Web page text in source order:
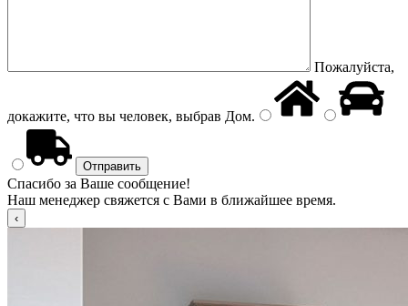
Пожалуйста,
докажите, что вы человек, выбрав Дом.
Спасибо за Ваше сообщение!
Наш менеджер свяжется с Вами в ближайшее время.